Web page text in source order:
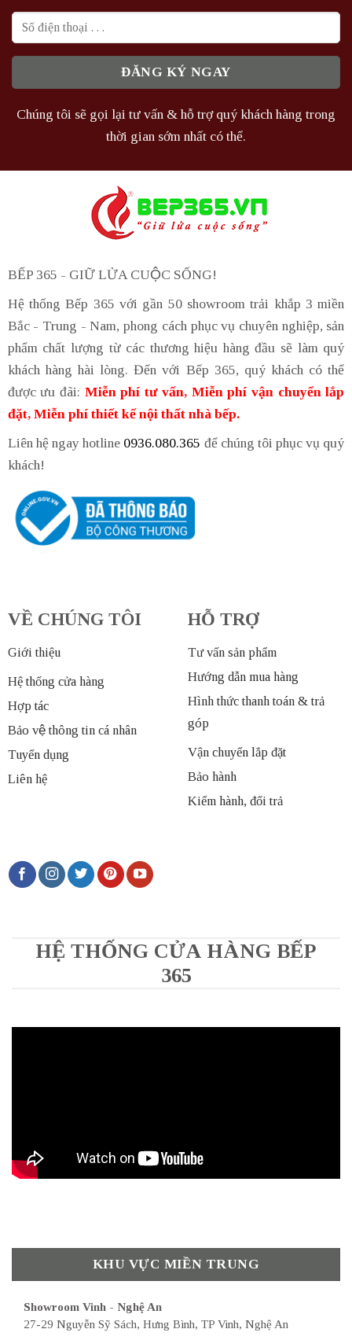
Chúng tôi sẽ gọi lại tư vấn & hỗ trợ quý khách hàng trong
thời gian sớm nhất có thể.
BẾP 365 - GIỮ LỬA CUỘC SỐNG!
Hệ thống Bếp 365 với gần 50 showroom trải khắp 3 miền
Bắc - Trung - Nam, phong cách phục vụ chuyên nghiệp, sản
phẩm chất lượng từ các thương hiệu hàng đầu sẽ làm quý
khách hàng hài lòng. Đến với Bếp 365, quý khách có thể
được ưu đãi: Miễn phí tư vấn, Miễn phí vận chuyển lắp
đặt, Miễn phí thiết kế nội thất nhà bếp.
Liên hệ ngay hotline 0936.080.365 để chúng tôi phục vụ quý
khách!
VỀ CHÚNG TÔI
Giới thiệu
Hệ thống cửa hàng
Hợp tác
Bảo vệ thông tin cá nhân
Tuyển dụng
Liên hệ
HỖ TRỢ
Tư vấn sản phẩm
Hướng dẫn mua hàng
Hình thức thanh toán & trả
góp
Vận chuyển lắp đặt
Bảo hành
Kiểm hành, đổi trả
HỆ THỐNG CỬA HÀNG BẾP
365
KHU VỰC MIỀN TRUNG
Showroom Vinh - Nghệ An
27-29 Nguyễn Sỹ Sách, Hưng Bình, TP Vinh, Nghệ An